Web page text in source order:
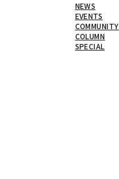
NEWS
EVENTS
COMMUNITY
COLUMN
SPECIAL